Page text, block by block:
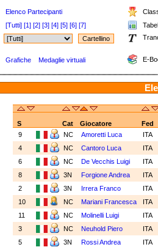
Elenco Partecipanti
[Tutti] [1] [2] [3] [4] [5] [6] [7]
Grafiche Medaglie virtuali E-
S Cat Giocatore
Fed
9
NC Amoretti Luca
ITA
4
NC Cantoro Luca
ITA
6
NC De Vecchis Luigi
ITA
8
3N Forgione Andrea
ITA
2
3N Irrera Franco
ITA
10
NC Mariani Francesca
ITA
11
NC Molinelli Luigi
ITA
3
NC Neuhold Piero
ITA
5
3N Rossi Andrea
ITA